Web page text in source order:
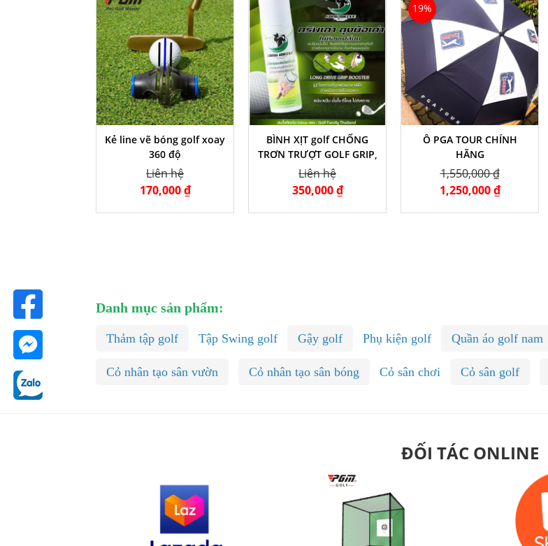
Kẻ line vẽ bóng golf xoay
360 độ
Liên hệ
170,000 ₫
BÌNH XỊT golf CHỐNG
TRƠN TRƯỢT GOLF GRIP,
KHỬ KHUẨN HÚT ẨM TAY
CÂM
Liên hệ
350,000 ₫
19%
Ô PGA TOUR CHÍNH
HÃNG
1,550,000 ₫
1,250,000 ₫
Danh mục sản phẩm:
Thảm tập golf Tập Swing golf Gậy golf Phụ kiện golf Quần áo golf nam
Cỏ nhân tạo sân vườn Cỏ nhân tạo sân bóng Cỏ sân chơi Cỏ sân golf
ĐỐI TÁC ONLINE